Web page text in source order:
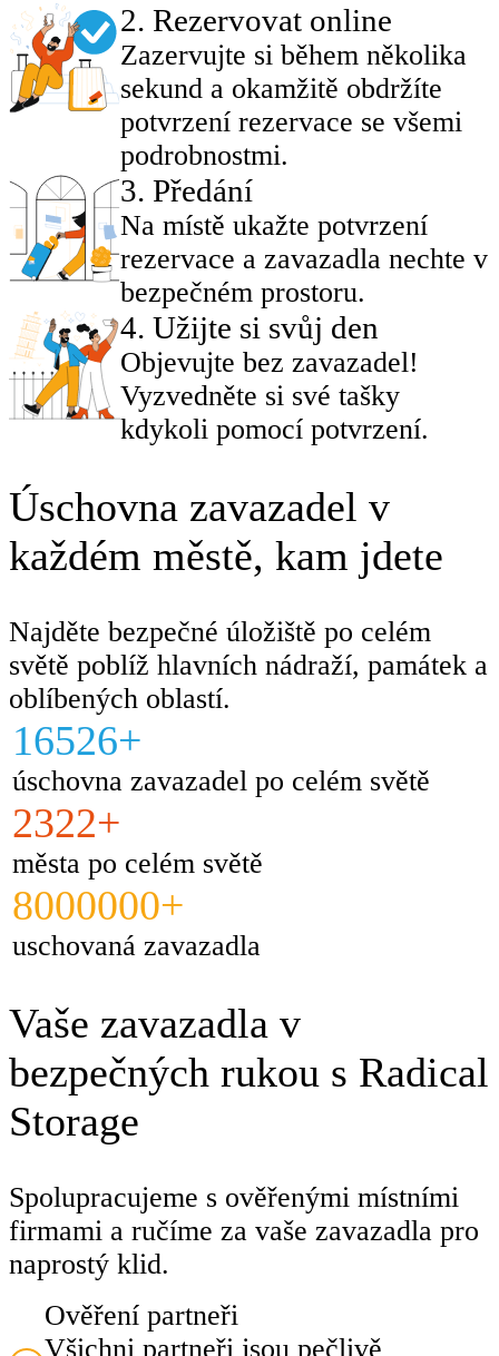
2. Rezervovat online
Zazervujte si během několika
sekund a okamžitě obdržíte
potvrzení rezervace se všemi
podrobnostmi.
3. Předání
Na místě ukažte potvrzení
rezervace a zavazadla nechte v
bezpečném prostoru.
4. Užijte si svůj den
Objevujte bez zavazadel!
Vyzvedněte si své tašky
kdykoli pomocí potvrzení.
Úschovna zavazadel v
každém městě, kam jdete
Najděte bezpečné úložiště po celém
světě poblíž hlavních nádraží, památek a
oblíbených oblastí.
16526+
úschovna zavazadel po celém světě
2322+
města po celém světě
8000000+
uschovaná zavazadla
Vaše zavazadla v
bezpečných rukou s Radical
Storage
Spolupracujeme s ověřenými místními
firmami a ručíme za vaše zavazadla pro
naprostý klid.
Ověření partneři
Všichni partneři jsou pečlivě